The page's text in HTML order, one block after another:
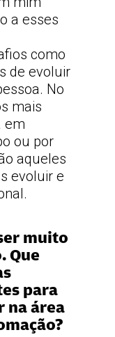
a esses
como
de evoluir
No
mais
em
ou por
aqueles
evoluir e
muito
Que
para
na área